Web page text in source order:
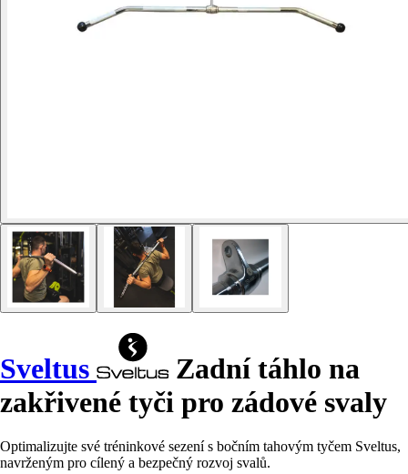
Sveltus
Zadní táhlo na
zakřivené tyči pro zádové svaly
Optimalizujte své tréninkové sezení s bočním tahovým tyčem Sveltus,
navrženým pro cílený a bezpečný rozvoj svalů.